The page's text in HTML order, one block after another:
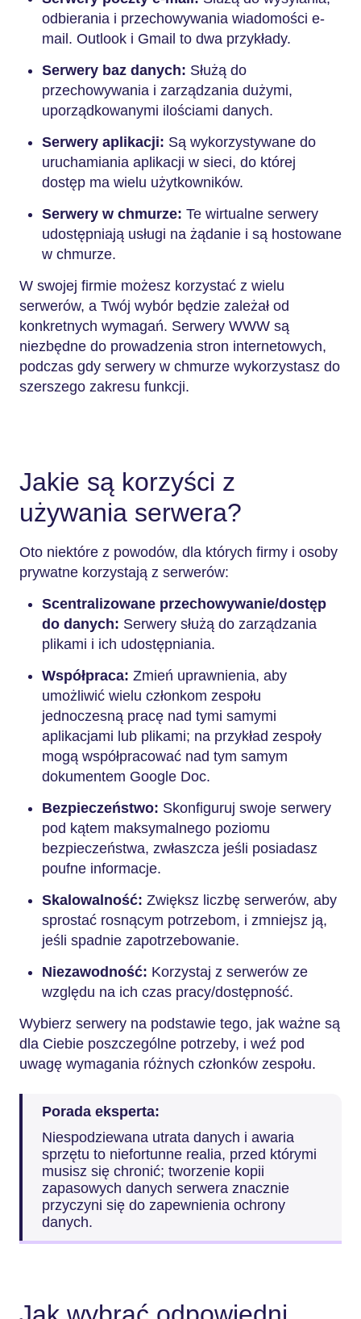
odbierania i przechowywania wiadomości e-
mail. Outlook i Gmail to dwa przykłady.
Serwery baz danych: Służą do
przechowywania i zarządzania dużymi,
uporządkowanymi ilościami danych.
Serwery aplikacji: Są wykorzystywane do
uruchamiania aplikacji w sieci, do której
dostęp ma wielu użytkowników.
Serwery w chmurze: Te wirtualne serwery
udostępniają usługi na żądanie i są hostowane
w chmurze.
W swojej firmie możesz korzystać z wielu
serwerów, a Twój wybór będzie zależał od
konkretnych wymagań. Serwery WWW są
niezbędne do prowadzenia stron internetowych,
podczas gdy serwery w chmurze wykorzystasz do
szerszego zakresu funkcji.
Jakie są korzyści z
używania serwera?
Oto niektóre z powodów, dla których firmy i osoby
prywatne korzystają z serwerów:
Scentralizowane przechowywanie/dostęp
do danych: Serwery służą do zarządzania
plikami i ich udostępniania.
Współpraca: Zmień uprawnienia, aby
umożliwić wielu członkom zespołu
jednoczesną pracę nad tymi samymi
aplikacjami lub plikami; na przykład zespoły
mogą współpracować nad tym samym
dokumentem Google Doc.
Bezpieczeństwo: Skonfiguruj swoje serwery
pod kątem maksymalnego poziomu
bezpieczeństwa, zwłaszcza jeśli posiadasz
poufne informacje.
Skalowalność: Zwiększ liczbę serwerów, aby
sprostać rosnącym potrzebom, i zmniejsz ją,
jeśli spadnie zapotrzebowanie.
Niezawodność: Korzystaj z serwerów ze
względu na ich czas pracy/dostępność.
Wybierz serwery na podstawie tego, jak ważne są
dla Ciebie poszczególne potrzeby, i weź pod
uwagę wymagania różnych członków zespołu.
Porada eksperta:
Niespodziewana utrata danych i awaria
sprzętu to niefortunne realia, przed którymi
musisz się chronić; tworzenie kopii
zapasowych danych serwera znacznie
przyczyni się do zapewnienia ochrony
danych.